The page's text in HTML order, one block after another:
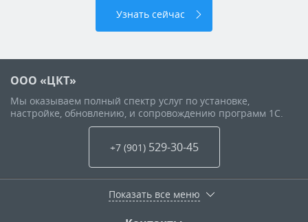
Узнать сейчас
ООО «ЦКТ»
Мы оказываем полный спектр услуг по установке,
настройке, обновлению, и сопровождению программ 1С.
+7 (901) 529-30-45
Показать все меню